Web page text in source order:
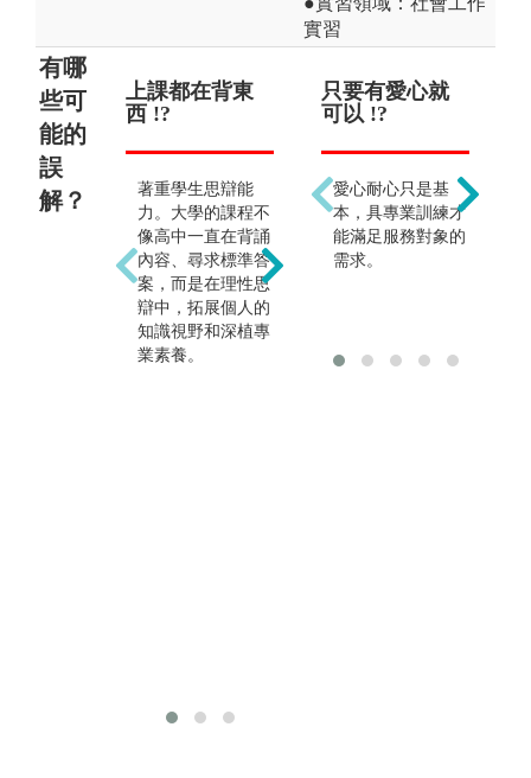
實習
有哪
些可
能的
誤
解？
上課都在背東
西 !?
著重學生思辯能
力。大學的課程不
像高中一直在背誦
內容、尋求標準答
案，而是在理性思
辯中，拓展個人的
知識視野和深植專
業素養。
變成勞工運動
者 !?
勞動學是一門關懷
人的學科，所以可
以暸解社會變遷中
攸關人的勞動之種
就業管道可分為：
只要有愛心就
可以 !?
愛心耐心只是基
本，具專業訓練才
能滿足服務對象的
需求。